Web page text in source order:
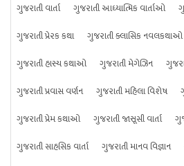
ગુજરાતી વાર્તા ગુજરાતી આધ્યાત્મિક વાર્તાઓ
ગુજરાતી પ્રેરક કથા
ગુજરાતી ક્લાસિક નવલકથાઓ
ગુજરાતી હાસ્ય કથાઓ
ગુજરાતી મેગેઝિન
ગુજરાતી પ્રવાસ વર્ણન
ગુજરાતી મહિલા વિશેષ
ગુજરાતી પ્રેમ કથાઓ
ગુજરાતી જાસૂસી વાર્તા
ગુજરાતી સાહસિક વાર્તા
ગુજરાતી માનવ વિજ્ઞાન